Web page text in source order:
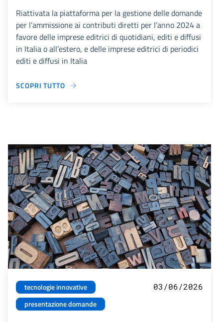
Riattivata la piattaforma per la gestione delle domande
per l’ammissione ai contributi diretti per l’anno 2024 a
favore delle imprese editrici di quotidiani, editi e diffusi
in Italia o all’estero, e delle imprese editrici di periodici
editi e diffusi in Italia
SCOPRI TUTTO
tecnologie innovative
presentazione domande
03/06/2026